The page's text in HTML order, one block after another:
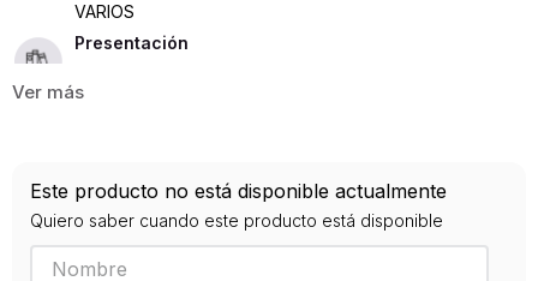
VARIOS
Presentación
9788413245539
Editorial
DYKINSON
Este producto no está disponible actualmente
Quiero saber cuando este producto está disponible